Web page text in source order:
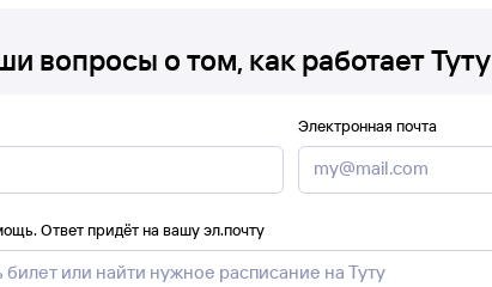
вопросы о том, как работает Туту
Электронная почта
Ответ придёт на вашу эл.почту